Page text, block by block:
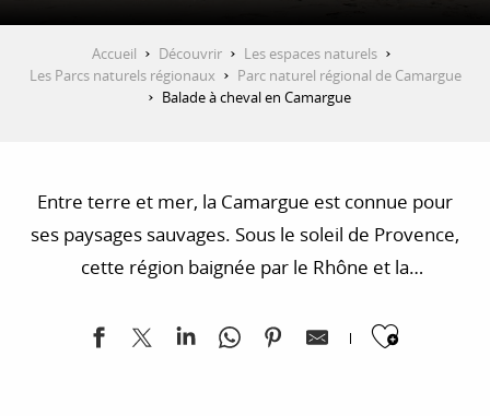
Accueil Découvrir
Les espaces naturels
Les Parcs naturels régionaux
Parc naturel régional de Camargue
Balade à cheval en Camargue
Entre terre et mer, la Camargue est connue pour
ses paysages sauvages. Sous le soleil de Provence,
cette région baignée par le Rhône et la
vastes étendues sauvages, les cowboys s’appellent